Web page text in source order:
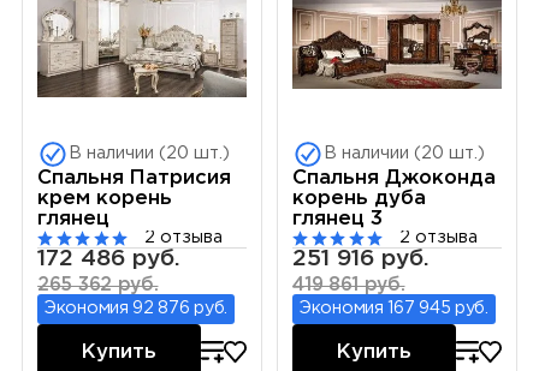
В наличии (20 шт.)
Спальня Патрисия
крем корень
глянец
2 отзыва
172 486 руб.
265 362 руб.
Экономия 92 876 руб.
Купить
В наличии (20 шт.)
Спальня Джоконда
корень дуба
глянец 3
2 отзыва
251 916 руб.
419 861 руб.
Экономия 167 945 руб.
Купить